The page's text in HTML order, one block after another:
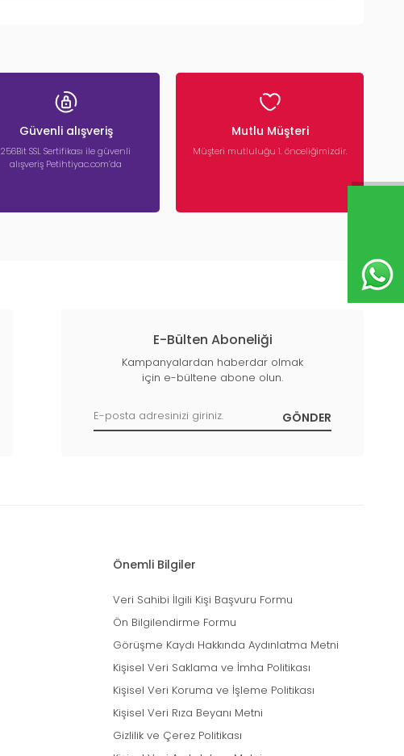
Güvenli alışveriş
256Bit SSL Sertifikası ile güvenli
alışveriş Petihtiyac.com’da
Mutlu Müşteri
Müşteri mutluluğu 1. önceliğimizdir.
E-Bülten Aboneliği
Kampanyalardan haberdar olmak
için e-bültene abone olun.
Önemli Bilgiler
Veri Sahibi İlgili Kişi Başvuru Formu
Ön Bilgilendirme Formu
Görüşme Kaydı Hakkında Aydınlatma Metni
Kişisel Veri Saklama ve İmha Politikası
Kişisel Veri Koruma ve İşleme Politikası
Kişisel Veri Rıza Beyanı Metni
Gizlilik ve Çerez Politikası